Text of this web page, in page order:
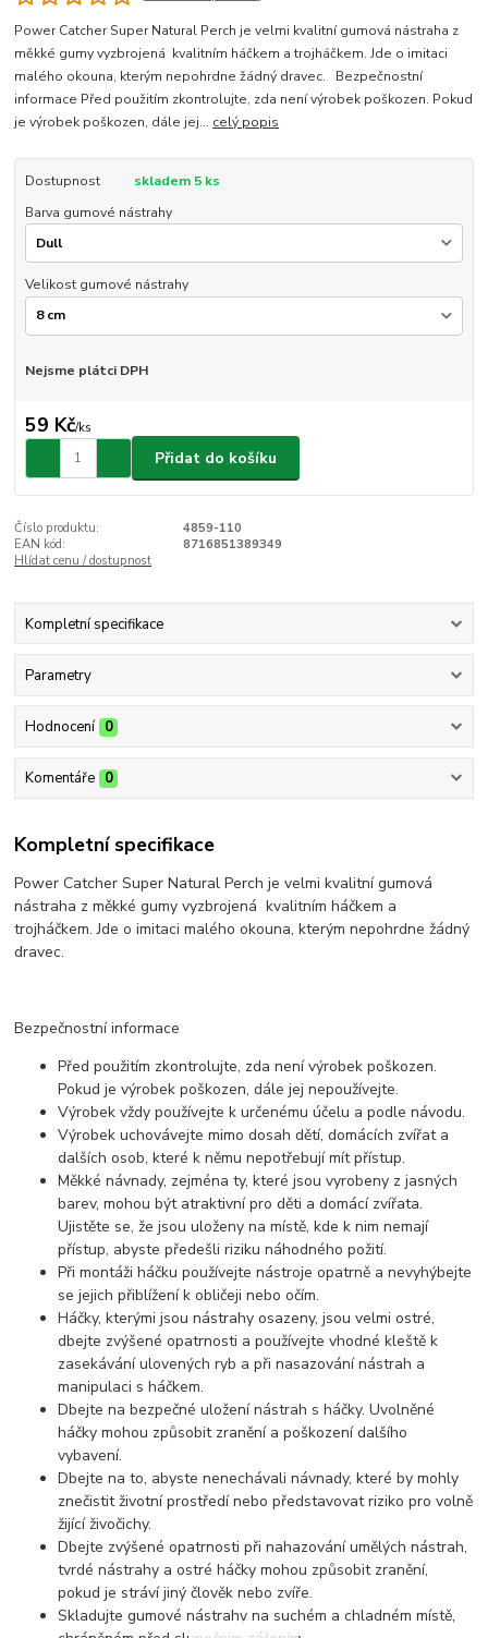
Power Catcher Super Natural Perch je velmi kvalitní gumová nástraha z
měkké gumy vyzbrojená kvalitním háčkem a trojháčkem. Jde o imitaci
malého okouna, kterým nepohrdne žádný dravec. Bezpečnostní
informace Před použitím zkontrolujte, zda není výrobek poškozen. Pokud
je výrobek poškozen, dále jej... celý popis
Dostupnost
skladem 5 ks
Barva gumové nástrahy
Velikost gumové nástrahy
Nejsme plátci DPH
59 Kč/ks
Přidat do košíku
Číslo produktu:
4859-110
EAN kód:
8716851389349
Hlídat cenu / dostupnost
Kompletní specifikace
Parametry
Hodnocení 0
Komentáře 0
Kompletní specifikace
Power Catcher Super Natural Perch je velmi kvalitní gumová
nástraha z měkké gumy vyzbrojená kvalitním háčkem a
trojháčkem. Jde o imitaci malého okouna, kterým nepohrdne žádný
dravec.
Bezpečnostní informace
Před použitím zkontrolujte, zda není výrobek poškozen.
Pokud je výrobek poškozen, dále jej nepoužívejte.
Výrobek vždy používejte k určenému účelu a podle návodu.
Výrobek uchovávejte mimo dosah dětí, domácích zvířat a
dalších osob, které k němu nepotřebují mít přístup.
Měkké návnady, zejména ty, které jsou vyrobeny z jasných
barev, mohou být atraktivní pro děti a domácí zvířata.
Ujistěte se, že jsou uloženy na místě, kde k nim nemají
přístup, abyste předešli riziku náhodného požití.
Při montáži háčku používejte nástroje opatrně a nevyhýbejte
se jejich přiblížení k obličeji nebo očím.
Háčky, kterými jsou nástrahy osazeny, jsou velmi ostré,
dbejte zvýšené opatrnosti a používejte vhodné kleště k
zasekávání ulovených ryb a při nasazování nástrah a
manipulaci s háčkem.
Dbejte na bezpečné uložení nástrah s háčky. Uvolněné
háčky mohou způsobit zranění a poškození dalšího
vybavení.
Dbejte na to, abyste nenechávali návnady, které by mohly
znečistit životní prostředí nebo představovat riziko pro volně
žijící živočichy.
Dbejte zvýšené opatrnosti při nahazování umělých nástrah,
tvrdé nástrahy a ostré háčky mohou způsobit zranění,
pokud je stráví jiný člověk nebo zvíře.
Skladujte gumové nástrahy na suchém a chladném místě,